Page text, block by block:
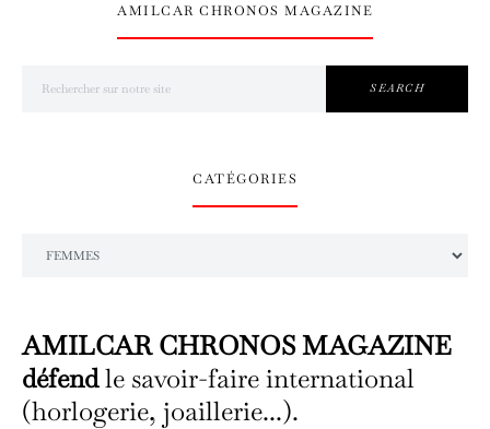
AMILCAR CHRONOS MAGAZINE
SEARCH
CATÉGORIES
AMILCAR CHRONOS MAGAZINE
défendle savoir-faire international
(horlogerie, joaillerie...).